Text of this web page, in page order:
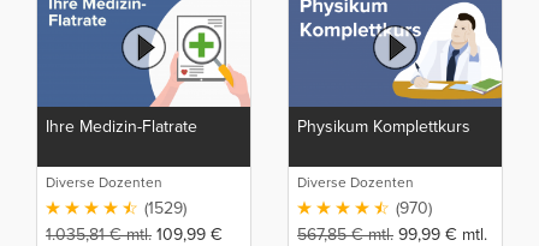
Ihre Medizin-Flatrate
Diverse Dozenten
(1529)
1.035,81€mtl. 109,99 €
Physikum Komplettkurs
Diverse Dozenten
(970)
567,85€mtl. 99,99 € mtl.